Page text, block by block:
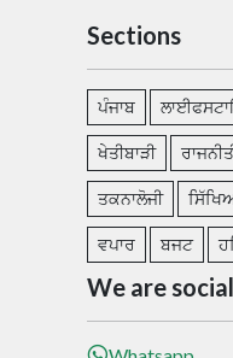
Sections
ਪੰਜਾਬ
ਖੇਤੀਬਾੜੀ
ਤਕਨਾਲੋਜੀ
ਵਪਾਰ ਬਜਟ
We are social